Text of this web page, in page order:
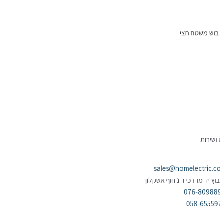
כיריים אינדוקציה Bosch PXE631FC1E בוש משטח חצי
יד מרדכי ד.נ חוף אשקלון
076-
058-